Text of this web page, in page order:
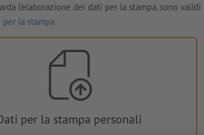
l'elaborazione dei dati per la stampa, sono validi
la stampa
per la stampa personali